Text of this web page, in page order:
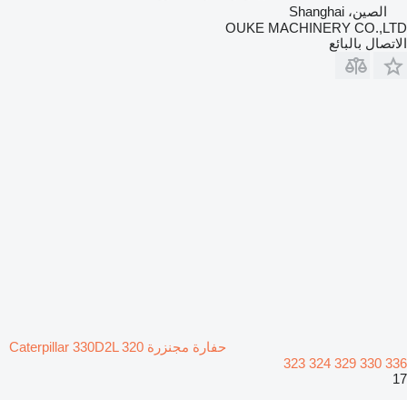
الصين، Shanghai
OUKE MACHINERY CO.,LTD
الاتصال بالبائع
حفارة مجنزرة Caterpillar 330D2L 320
323 324 329 330 336
17